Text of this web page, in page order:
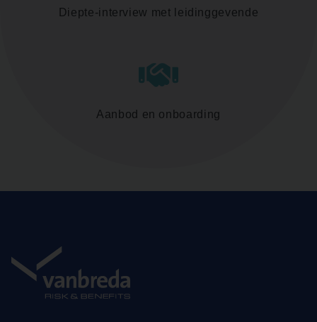
Diepte-interview met leidinggevende
Aanbod en onboarding